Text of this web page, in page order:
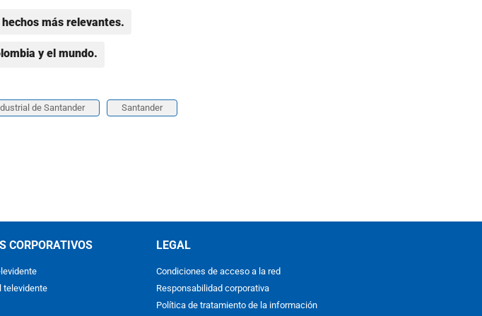
más relevantes.
y el mundo.
de Santander Santander
CORPORATIVOS
televidente
LEGAL
Condiciones de acceso a la red
Responsabilidad corporativa
Política de tratamiento de la información